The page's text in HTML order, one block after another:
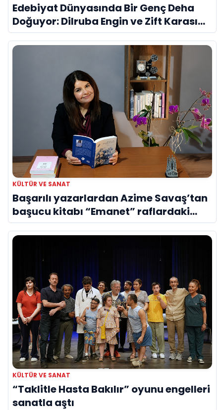
Edebiyat Dünyasında Bir Genç Deha
Doğuyor: Dilruba Engin ve Zift Karası
Evreni ‘AVENOİR’
KÜLTÜR VE SANAT
Başarılı yazarlardan Azime Savaş’tan
başucu kitabı “Emanet” raflardaki
yerini aldı
KÜLTÜR VE SANAT
“Taklitle Hasta Bakılır” oyunu engelleri
sanatla aştı